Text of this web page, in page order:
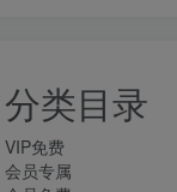
分类目录
VIP免费
会员专属